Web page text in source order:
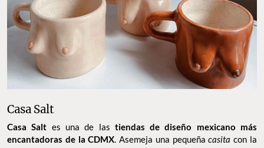
Casa Salt
Casa Salt es una de las tiendas de diseño mexicano más
encantadoras de la CDMX. Asemeja una pequeñacasitacon la